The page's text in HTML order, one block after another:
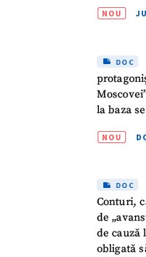
muncă”
NOU
DOC
la baza
NOU
DOC
Conturi,
de
de cauză
obligată
+ Numele meu
+ Telefon personal
Am citit și sunt de acord cu politica